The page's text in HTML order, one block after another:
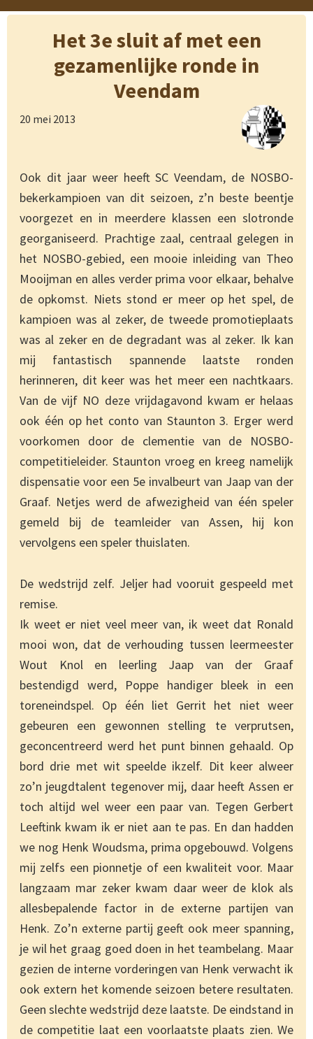
Het 3e sluit af met een
gezamenlijke ronde in
Veendam
20 mei 2013
Ook dit jaar weer heeft SC Veendam, de NOSBO-
bekerkampioen van dit seizoen, z’n beste beentje
voorgezet en in meerdere klassen een slotronde
georganiseerd. Prachtige zaal, centraal gelegen in
het NOSBO-gebied, een mooie inleiding van Theo
Mooijman en alles verder prima voor elkaar, behalve
de opkomst. Niets stond er meer op het spel, de
kampioen was al zeker, de tweede promotieplaats
was al zeker en de degradant was al zeker. Ik kan
mij fantastisch spannende laatste ronden
herinneren, dit keer was het meer een nachtkaars.
Van de vijf NO deze vrijdagavond kwam er helaas
ook één op het conto van Staunton 3. Erger werd
voorkomen door de clementie van de NOSBO-
competitieleider. Staunton vroeg en kreeg namelijk
dispensatie voor een 5e invalbeurt van Jaap van der
Graaf. Netjes werd de afwezigheid van één speler
gemeld bij de teamleider van Assen, hij kon
vervolgens een speler thuislaten.
De wedstrijd zelf. Jeljer had vooruit gespeeld met
remise.
Ik weet er niet veel meer van, ik weet dat Ronald
mooi won, dat de verhouding tussen leermeester
Wout Knol en leerling Jaap van der Graaf
bestendigd werd, Poppe handiger bleek in een
toreneindspel. Op één liet Gerrit het niet weer
gebeuren een gewonnen stelling te verprutsen,
geconcentreerd werd het punt binnen gehaald. Op
bord drie met wit speelde ikzelf. Dit keer alweer
zo’n jeugdtalent tegenover mij, daar heeft Assen er
toch altijd wel weer een paar van. Tegen Gerbert
Leeftink kwam ik er niet aan te pas. En dan hadden
we nog Henk Woudsma, prima opgebouwd. Volgens
mij zelfs een pionnetje of een kwaliteit voor. Maar
langzaam mar zeker kwam daar weer de klok als
allesbepalende factor in de externe partijen van
Henk. Zo’n externe partij geeft ook meer spanning,
je wil het graag goed doen in het teambelang. Maar
gezien de interne vorderingen van Henk verwacht ik
ook extern het komende seizoen betere resultaten.
Geen slechte wedstrijd deze laatste. De eindstand in
de competitie laat een voorlaatste plaats zien. We